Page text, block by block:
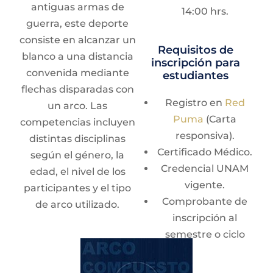
Lunes y miércoles:
14:30 - 17:30 horas
Jueves:14:00 -
18:00 horas
Sábados y
domingos:8:00 -
11:00 horas
antiguas armas de
guerra, este deporte
consiste en alcanzar un
blanco a una distancia
convenida mediante
flechas disparadas con
un arco. Las
competencias incluyen
distintas disciplinas
según el género, la
edad, el nivel de los
participantes y el tipo
de arco utilizado.
Arco Compuesto
El arco compuesto se
14:00 hrs.
Requisitos de
inscripción para
estudiantes
Registro en Red
Puma (Carta
responsiva).
Certificado Médico.
Credencial UNAM
vigente.
Comprobante de
inscripción al
semestre o ciclo